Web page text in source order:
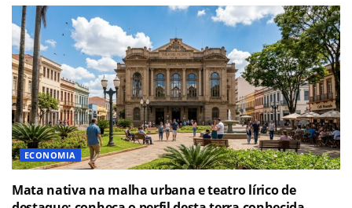
ECONOMIA
Mata nativa na malha urbana e teatro lírico de